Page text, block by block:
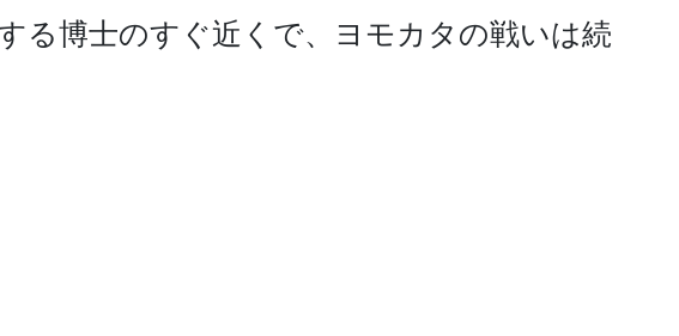
る博士のすぐ近くで、ヨモカタの戦いは続